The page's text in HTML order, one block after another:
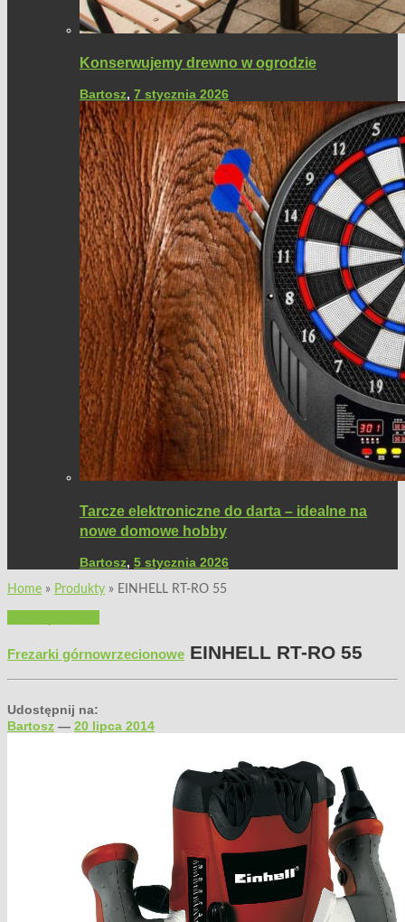
Konserwujemy drewno w ogrodzie
Bartosz, 7 stycznia 2026
Tarcze elektroniczne do darta – idealne na
nowe domowe hobby
Bartosz, 5 stycznia 2026
Home » Produkty » EINHELL RT-RO 55
Frezarki górnowrzecionowe EINHELL RT-RO 55
Udostępnij na:
Bartosz — 20 lipca 2014